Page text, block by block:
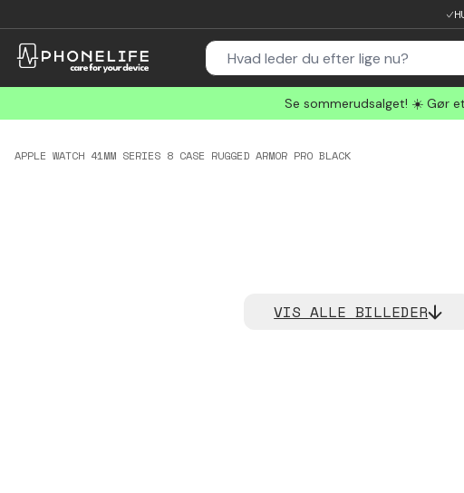
Se sommerudsalget! ☀️ Gør
APPLE WATCH 41MM SERIES 8 CASE RUGGED ARMOR PRO BLACK
VIS ALLE BILLEDER